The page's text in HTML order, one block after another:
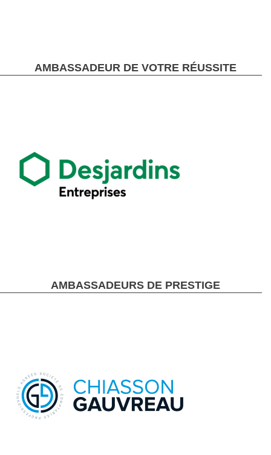
AMBASSADEUR DE VOTRE RÉUSSITE
AMBASSADEURS DE PRESTIGE